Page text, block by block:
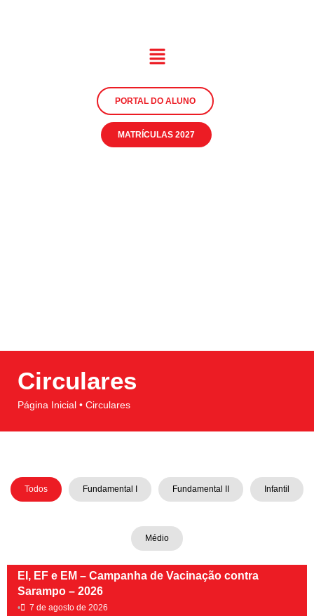
PORTAL DO ALUNO
MATRÍCULAS 2027
Circulares
Página Inicial • Circulares
Todos Fundamental I Fundamental II Infantil
Médio
EI, EF e EM – Campanha de Vacinação contra
Sarampo – 2026
• 7 de agosto de 2026